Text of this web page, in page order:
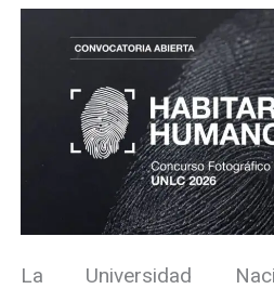
La Universidad